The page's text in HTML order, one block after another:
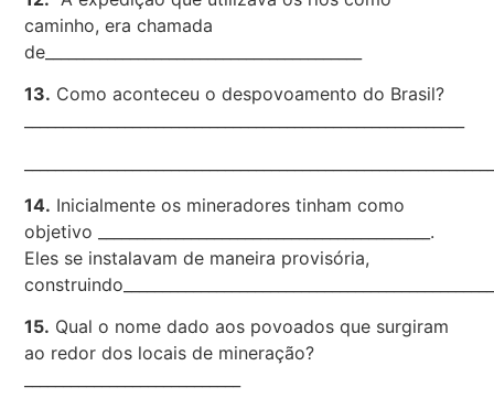
caminho, era chamada
de_________________________________________
13. Como aconteceu o despovoamento do Brasil?
14. Inicialmente os mineradores tinham como
objetivo ___________________________________________.
Eles se instalavam de maneira provisória,
15. Qual o nome dado aos povoados que surgiram
ao redor dos locais de mineração?